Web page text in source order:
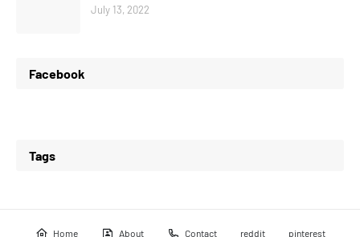
July 13, 2022
Facebook
Tags
Home About Contact reddit pinterest